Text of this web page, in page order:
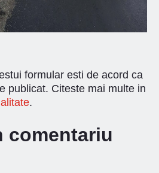
formular esti de acord ca
publicat. Citeste mai multe in
.
comentariu